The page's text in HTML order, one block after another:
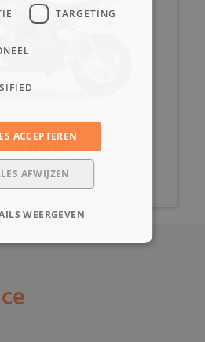
849,-
TARGETING
ACCEPTEREN
AFWIJZEN
WEERGEVEN